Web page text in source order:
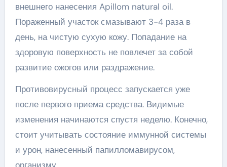
внешнего нанесения Apillom natural oil.
Пораженный участок смазывают 3-4 раза в
день, на чистую сухую кожу. Попадание на
здоровую поверхность не повлечет за собой
развитие ожогов или раздражение.
Противовирусный процесс запускается уже
после первого приема средства. Видимые
изменения начинаются спустя неделю. Конечно,
стоит учитывать состояние иммунной системы
и урон, нанесенный папилломавирусом,